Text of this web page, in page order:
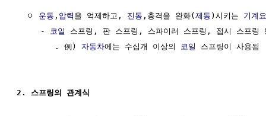
  ㅇ
운동 , 압력 을 억제하고, 진동 ,충격을 완화(제동 )시키는 기계
     -
코일
스프링, 판 스프링, 스파이러 스프링, 접시 스프링
        . 例)
자동차에는 수십개 이상의 코일 스프링이 사용됨
2. 스프링의 관계식